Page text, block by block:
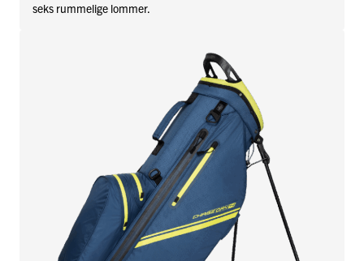
seks rummelige lommer.